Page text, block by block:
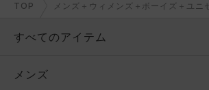
TOP メンズ＋ウィメンズ＋ボーイズ＋ユニ
すべてのアイテム
メンズ
メンズ